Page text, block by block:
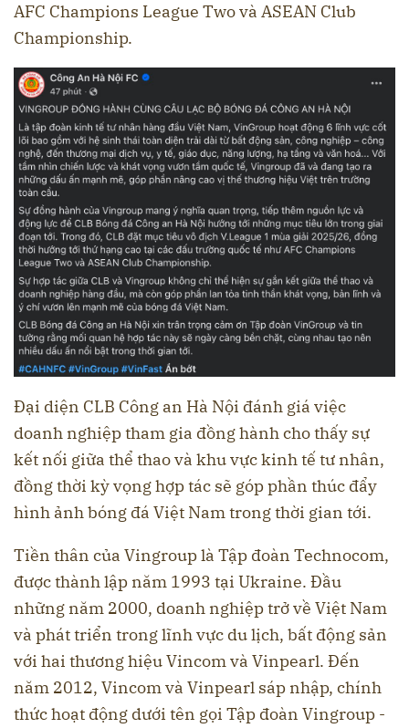
AFC Champions League Two và ASEAN Club
Championship.
Đại diện CLB Công an Hà Nội đánh giá việc
doanh nghiệp tham gia đồng hành cho thấy sự
kết nối giữa thể thao và khu vực kinh tế tư nhân,
đồng thời kỳ vọng hợp tác sẽ góp phần thúc đẩy
hình ảnh bóng đá Việt Nam trong thời gian tới.
Tiền thân của Vingroup là Tập đoàn Technocom,
được thành lập năm 1993 tại Ukraine. Đầu
những năm 2000, doanh nghiệp trở về Việt Nam
và phát triển trong lĩnh vực du lịch, bất động sản
với hai thương hiệu Vincom và Vinpearl. Đến
năm 2012, Vincom và Vinpearl sáp nhập, chính
thức hoạt động dưới tên gọi Tập đoàn Vingroup -